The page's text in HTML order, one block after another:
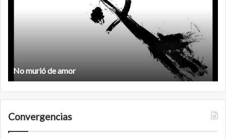
Feminismo
Convergencias